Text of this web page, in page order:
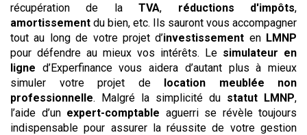
récupération de laTVA, réductions d'impôts,
amortissement du bien, etc. Ils sauront vous accompagner
tout au long de votre projet d’investissement en LMNP
pour défendre au mieux vos intérêts. Le simulateur en
ligne d’Experfinance vous aidera d’autant plus à mieux
simuler votre projet de location meublée non
professionnelle. Malgré la simplicité du statut LMNP,
l’aide d’un expert-comptable aguerri se révèle toujours
indispensable pour assurer la réussite de votre gestion